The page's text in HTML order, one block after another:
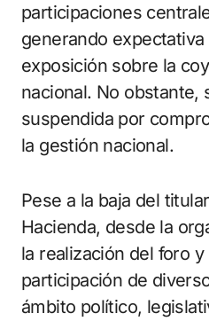
participaciones
generando
exposición sobre la
nacional. No obstante,
suspendida por
la gestión nacional.
Pese a la baja del
Hacienda, desde la
la realización del foro
participación de
ámbito político,